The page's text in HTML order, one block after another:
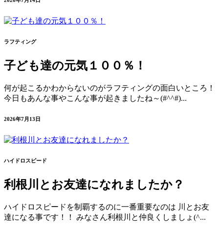
ラフティング
子ども達の元気１００％！
何が起こるかわからないのがラフティングの面白いところ！
今日もあんな事やこんな事が起きましたね～(#^^#)...
2026年7月13日
ハイドロスピード
利根川とお友達になれましたか？
ハイドロスピードを制覇するのに一番重要なのは 川とお友
達になる事です！！ みなさん利根川と仲良くしましょ(^...